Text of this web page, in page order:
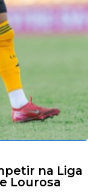
na Liga
Lourosa